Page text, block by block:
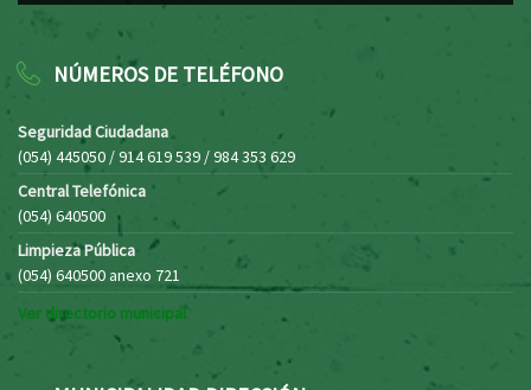
NÚMEROS DE TELÉFONO
Seguridad Ciudadana
(054) 445050 / 914 619 539 / 984 353 629
Central Telefónica
(054) 640500
Limpieza Pública
(054) 640500 anexo 721
Ver directorio municipal